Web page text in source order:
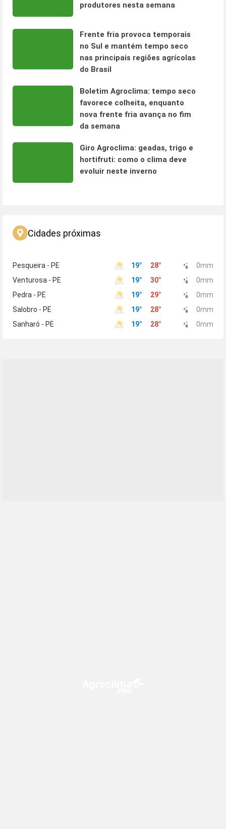
produtores nesta semana
Frente fria provoca temporais
no Sul e mantém tempo seco
nas principais regiões agrícolas
do Brasil
Boletim Agroclima: tempo seco
favorece colheita, enquanto
nova frente fria avança no fim
da semana
Giro Agroclima: geadas, trigo e
hortifruti: como o clima deve
evoluir neste inverno
Cidades próximas
Pesqueira - PE 19° 28° 0mm
Venturosa - PE
19° 30° 0mm
Pedra - PE
19° 29° 0mm
Salobro - PE
19° 28° 0mm
Sanharó - PE
19° 28° 0mm